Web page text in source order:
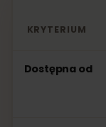
KRYTERIUM
Dostępna od